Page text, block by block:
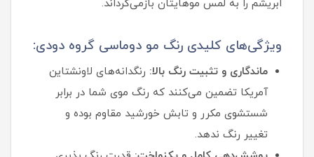
ابریشم را به لمس موهایتان بازمی‌گرداند.
ویژگی‌های کلیدی رنگ مو دوماسی گروه دودی:
ماندگاری و تثبیت رنگ بالا: رنگدانه‌های لاونشتاین
آمریکا تضمین می‌کنند که رنگ موی شما در برابر
شستشوی مکرر و تابش خورشید مقاوم بوده و
تغییر رنگ ندهد.